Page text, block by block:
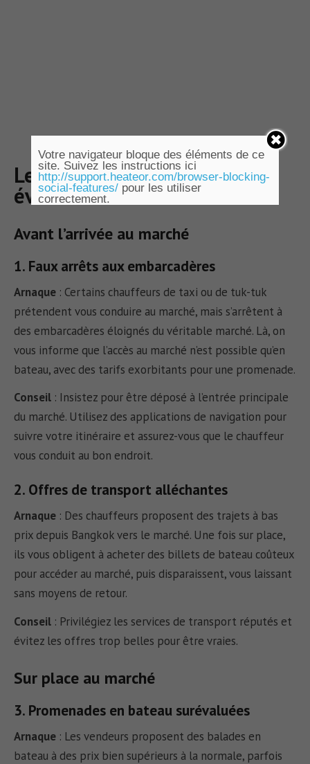
Les arnaques et pièges à
éviter
Avant l’arrivée au marché
1. Faux arrêts aux embarcadères
Arnaque : Certains chauffeurs de taxi ou de tuk-tuk
prétendent vous conduire au marché, mais s’arrêtent à
des embarcadères éloignés du véritable marché. Là, on
vous informe que l’accès au marché n’est possible qu’en
bateau, avec des tarifs exorbitants pour une promenade.
Conseil : Insistez pour être déposé à l’entrée principale
du marché. Utilisez des applications de navigation pour
suivre votre itinéraire et assurez-vous que le chauffeur
vous conduit au bon endroit.
2. Offres de transport alléchantes
Arnaque : Des chauffeurs proposent des trajets à bas
prix depuis Bangkok vers le marché. Une fois sur place,
ils vous obligent à acheter des billets de bateau coûteux
pour accéder au marché, puis disparaissent, vous laissant
sans moyens de retour.
Conseil : Privilégiez les services de transport réputés et
évitez les offres trop belles pour être vraies.
Sur place au marché
3. Promenades en bateau surévaluées
Arnaque : Les vendeurs proposent des balades en
bateau à des prix bien supérieurs à la normale, parfois
Votre navigateur bloque des éléments de ce
site. Suivez les instructions ici
http://support.heateor.com/browser-blocking-
social-features/pour les utiliser
correctement.